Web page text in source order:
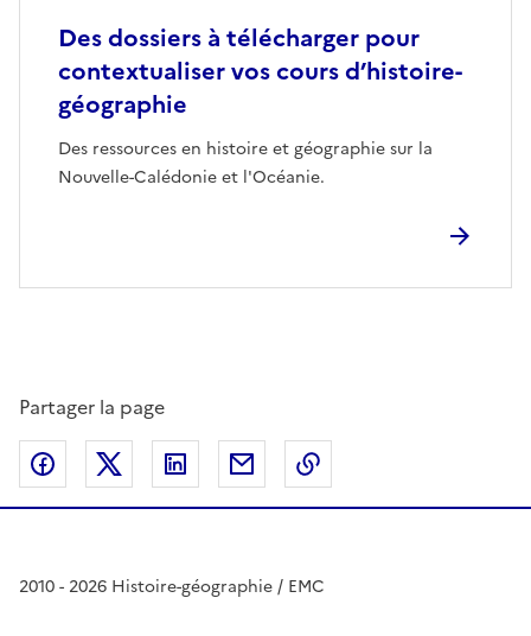
Des dossiers à télécharger pour
contextualiser vos cours d’histoire-
géographie
Des ressources en histoire et géographie sur la
Nouvelle-Calédonie et l'Océanie.
Partager la page
Partager sur Facebook
Partager sur Twitter
Partager sur LinkedIn
Partager par email
2010 - 2026 Histoire-géographie / EMC